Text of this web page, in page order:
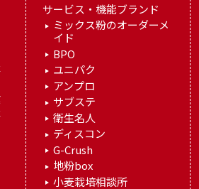
サービス・機能ブランド
ミックス粉のオーダーメ
イド
BPO
ユニパク
アンプロ
サブステ
衛生名人
ディスコン
G-Crush
地粉box
小麦栽培相談所